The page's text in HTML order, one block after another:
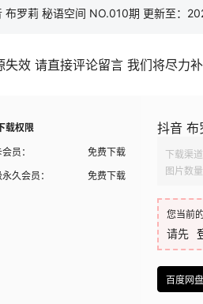
布罗莉 秘语空间 NO.010期 更新至：
失效 请直接评论留言 我们将尽力
载权限
员：
免费下载
久会员：
免费下载
抖音 布
下载渠
图片数
您当前
请先
百度网盘